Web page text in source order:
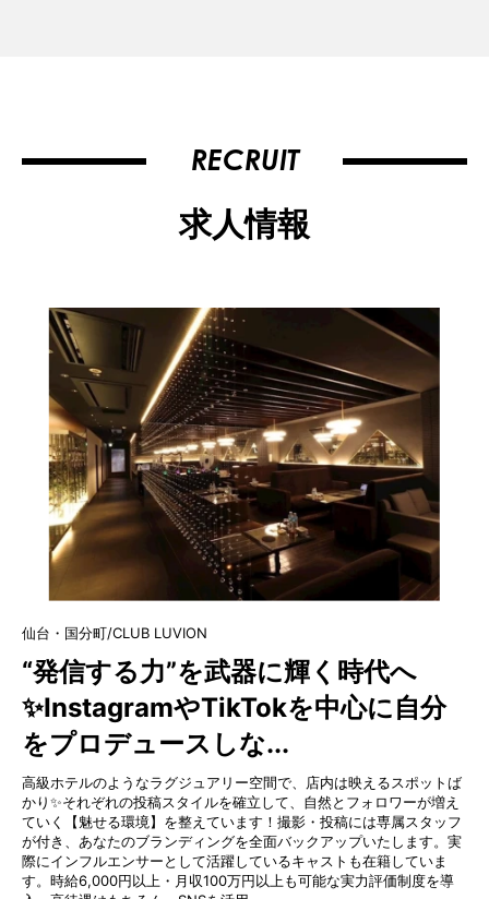
RECRUIT
求人情報
仙台・国分町/CLUB LUVION
“発信する力”を武器に輝く時代へ
✨InstagramやTikTokを中心に自分
をプロデュースしな...
高級ホテルのようなラグジュアリー空間で、店内は映えるスポットば
かり✨それぞれの投稿スタイルを確立して、自然とフォロワーが増え
ていく【魅せる環境】を整えています！撮影・投稿には専属スタッフ
が付き、あなたのブランディングを全面バックアップいたします。実
際にインフルエンサーとして活躍しているキャストも在籍していま
す。時給6,000円以上・月収100万円以上も可能な実力評価制度を導